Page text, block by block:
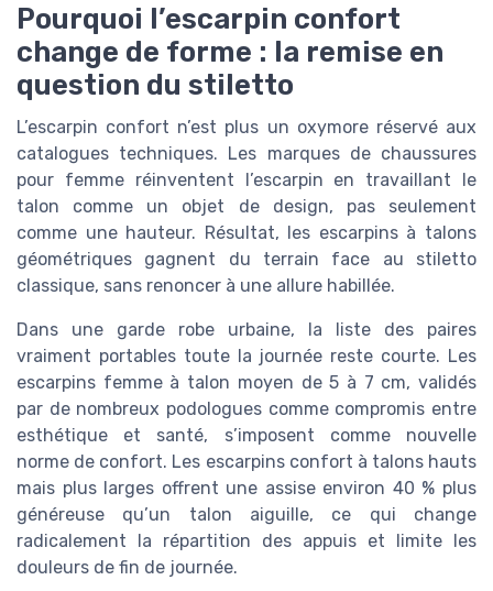
Pourquoi l’escarpin confort
change de forme : la remise en
question du stiletto
L’escarpin confort n’est plus un oxymore réservé aux
catalogues techniques. Les marques de chaussures
pour femme réinventent l’escarpin en travaillant le
talon comme un objet de design, pas seulement
comme une hauteur. Résultat, les escarpins à talons
géométriques gagnent du terrain face au stiletto
classique, sans renoncer à une allure habillée.
Dans une garde robe urbaine, la liste des paires
vraiment portables toute la journée reste courte. Les
escarpins femme à talon moyen de 5 à 7 cm, validés
par de nombreux podologues comme compromis entre
esthétique et santé, s’imposent comme nouvelle
norme de confort. Les escarpins confort à talons hauts
mais plus larges offrent une assise environ 40 % plus
généreuse qu’un talon aiguille, ce qui change
radicalement la répartition des appuis et limite les
douleurs de fin de journée.